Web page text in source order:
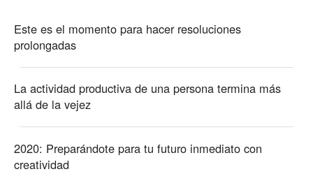
Este es el momento para hacer resoluciones
prolongadas
La actividad productiva de una persona termina más
allá de la vejez
2020: Preparándote para tu futuro inmediato con
creatividad